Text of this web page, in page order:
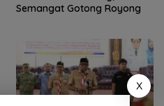
Semangat Gotong Royong
X